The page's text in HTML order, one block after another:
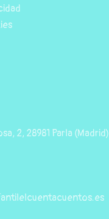
2, 28981 Parla (Madrid)